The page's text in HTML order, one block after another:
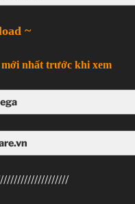
~
nhất trước khi xem